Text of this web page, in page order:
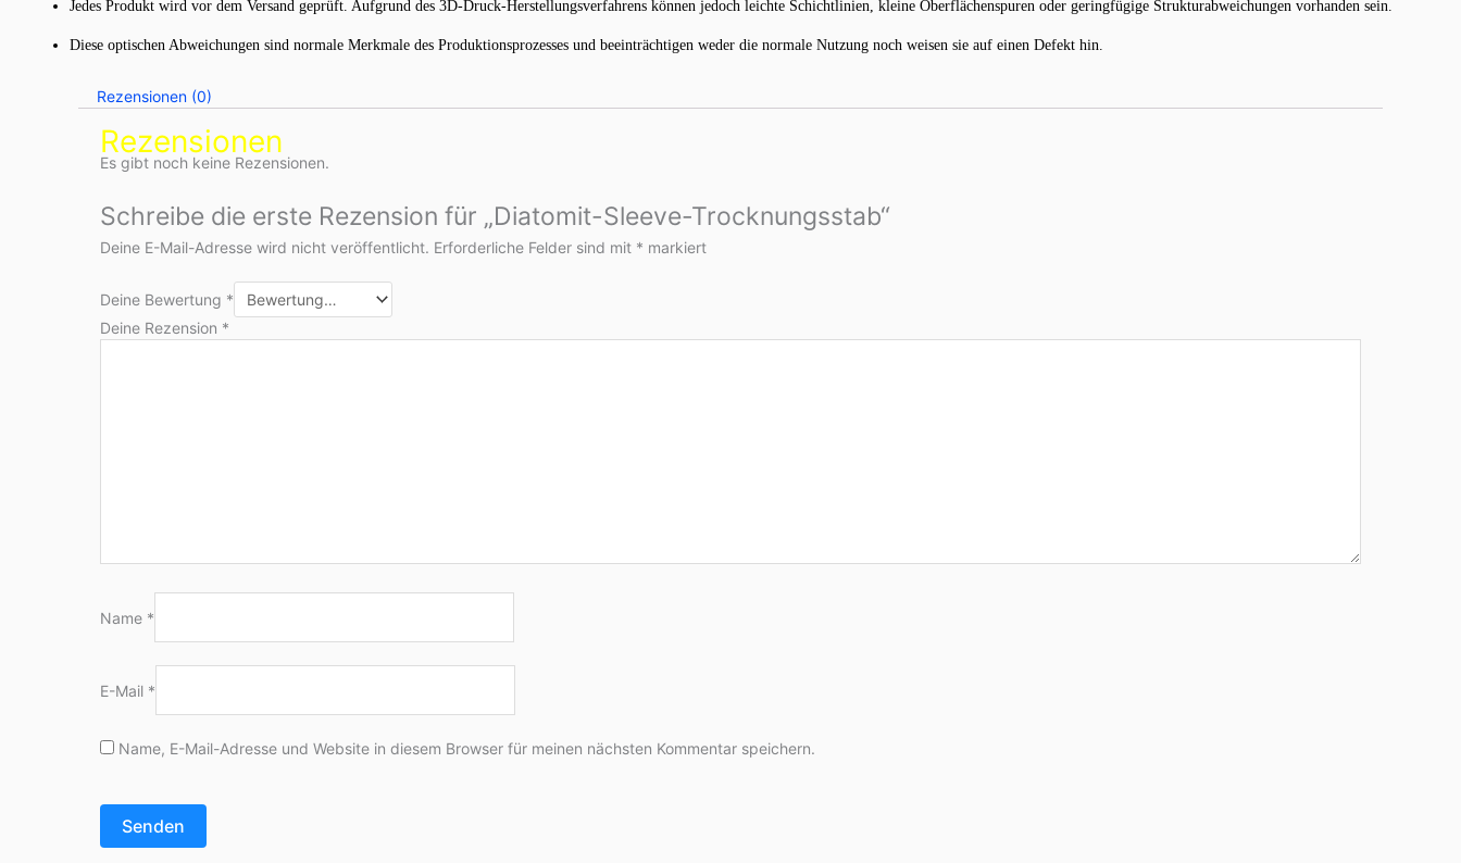
Jedes Produkt wird vor dem Versand geprüft. Aufgrund des 3D-Druck-Herstellungsverfahrens können jedoch leichte Schichtlinien, kleine Oberflächenspuren oder geringfügige Strukturabweichungen vorhanden sein.
Diese optischen Abweichungen sind normale Merkmale des Produktionsprozesses und beeinträchtigen weder die normale Nutzung noch weisen sie auf einen Defekt hin.
Rezensionen (0)
Rezensionen
Es gibt noch keine Rezensionen.
Schreibe die erste Rezension für „Diatomit-Sleeve-Trocknungsstab“
Deine E-Mail-Adresse wird nicht veröffentlicht. Erforderliche Felder sind mit * markiert
Deine Bewertung *
Deine Rezension *
Name *
E-Mail *
Name, E-Mail-Adresse und Website in diesem Browser für meinen nächsten Kommentar speichern.